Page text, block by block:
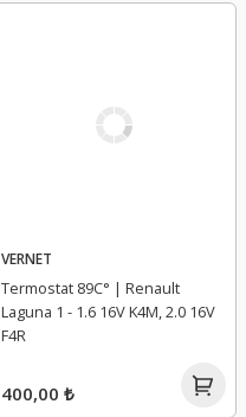
VERNET
Termostat 89C° | Renault
Laguna 1 - 1.6 16V K4M, 2.0 16V
F4R
400,00 ₺